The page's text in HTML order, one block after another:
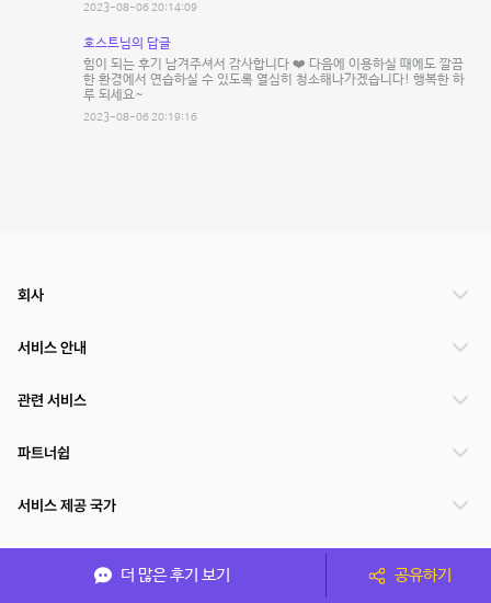
2023-08-06 20:14:09
호스트님의 답글
힘이 되는 후기 남겨주셔서 감사합니다 ❤️ 다음에 이용하실 때에도 깔끔
한 환경에서 연습하실 수 있도록 열심히 청소해나가겠습니다! 행복한 하
루 되세요~
2023-08-06 20:19:16
더 많은 후기 보기 공유하기
회사
서비스 안내
관련 서비스
파트너쉽
서비스 제공 국가
(주)NSPACE 사업자정보